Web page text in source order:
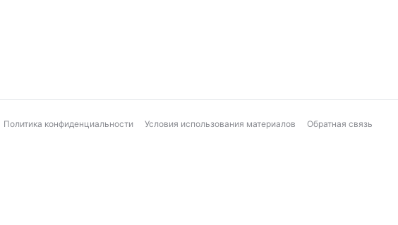
Политика конфиденциальности Условия использования материалов Обратная связь